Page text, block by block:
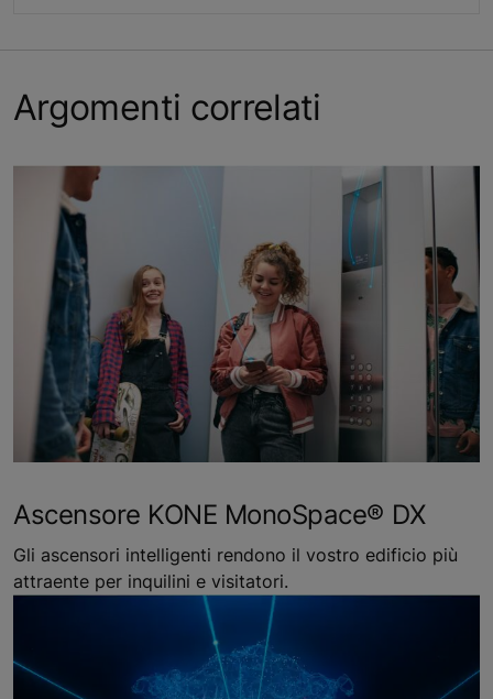
Argomenti correlati
Ascensore KONE MonoSpace® DX
Gli ascensori intelligenti rendono il vostro edificio più
attraente per inquilini e visitatori.